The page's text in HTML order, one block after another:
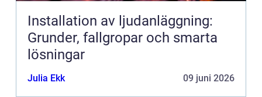
Installation av ljudanläggning:
Grunder, fallgropar och smarta
lösningar
Julia Ekk 09 juni 2026